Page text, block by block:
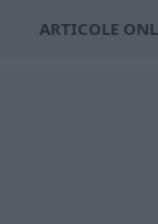
ARTICOLE